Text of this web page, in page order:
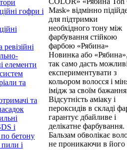
гофри і
елементи
та
та
і
бетону
пили і
Mask» відмінно
для підтримки
необхідного тону між
фарбування стійкою
фарбою «Рябина»
Новинка або
так само дасть
експериментувати з
кольором волосся і
імідж за своїм
Відсутність аміаку і
пероксидів в складі
гарантує дбайливе і
делікатне фарбування.
Бальзам обволікає
не проникаючи в його